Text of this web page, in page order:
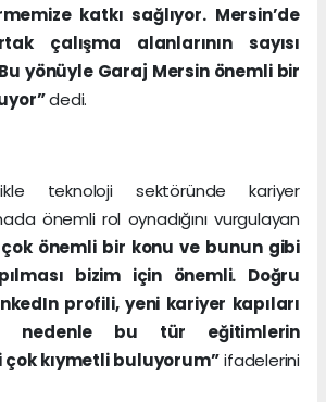
katkı sağlıyor. Mersin’de
çalışma alanlarının sayısı
Bu yönüyle Garaj Mersin önemli bir
dedi.
teknoloji sektöründe kariyer
önemli rol oynadığını vurgulayan
çok önemli bir konu ve bunun gibi
bizim için önemli. Doğru
profili, yeni kariyer kapıları
nedenle bu tür eğitimlerin
kıymetli buluyorum”ifadelerini